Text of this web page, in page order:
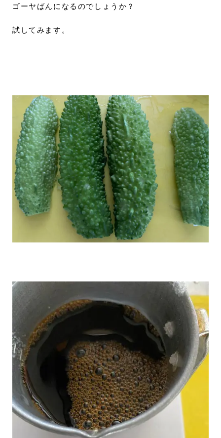
ゴーヤばんになるのでしょうか？
試してみます。